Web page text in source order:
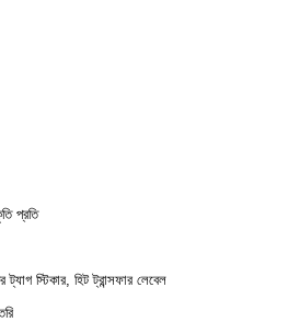
প্রতি
স্টিকার, হিট ট্রান্সফার লেবেল